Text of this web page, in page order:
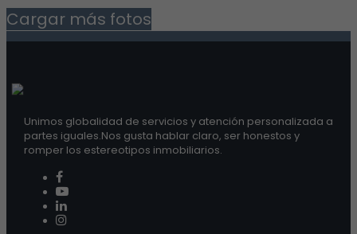
Cargar más fotos
Unimos globalidad de servicios y atención personalizada a
partes iguales.Nos gusta hablar claro, ser honestos y
romper los estereotipos inmobiliarios.